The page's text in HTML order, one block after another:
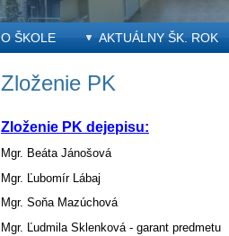
O ŠKOLE AKTUÁLNY ŠK. ROK
Zloženie PK
Zloženie PK dejepisu:
Mgr. Beáta Jánošová
Mgr. Ľubomír Lábaj
Mgr. Soňa Mazúchová
Mgr. Ľudmila Sklenková - garant predmetu